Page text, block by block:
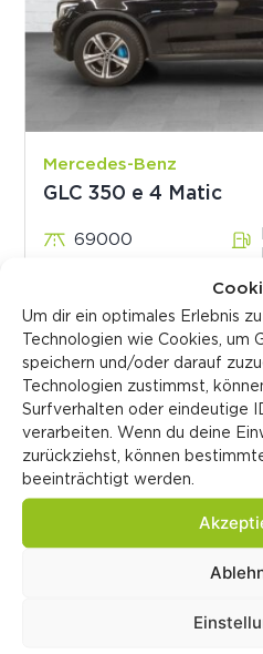
Um dir ein optimales Erlebnis
Technologien wie Cookies, um
speichern und/oder darauf
Technologien zustimmst,
Surfverhalten oder eindeutige
verarbeiten. Wenn du deine
zurückziehst, können
beeinträchtigt werden.
Mercedes-Benz
GLC 350 e 4 Matic
69000
320 PS
CHF 77’970
CHF 26’900